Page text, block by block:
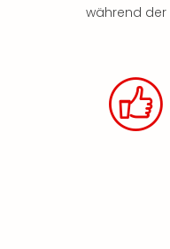
während der